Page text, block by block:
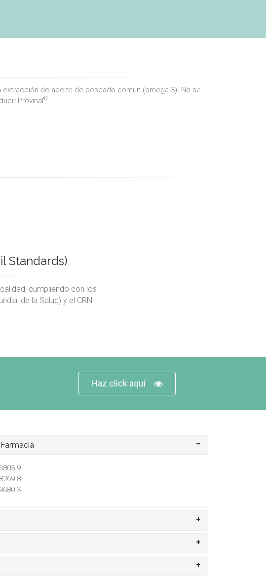
de aceite de pescado común (omega-3). No se
Provinal®
Standards)
cumpliendo con los
de la Salud) y el CRN
Haz click aquí